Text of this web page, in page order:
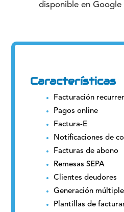
disponible en
Características
Facturación
Pagos online
Factura-E
Notificaciones de
Facturas de abono
Remesas SEPA
Clientes deudores
Generación
Plantillas de